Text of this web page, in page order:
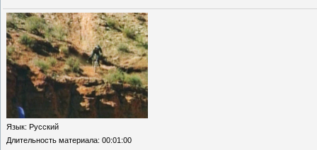
Язык: Русский
Длительность материала: 00:01:00